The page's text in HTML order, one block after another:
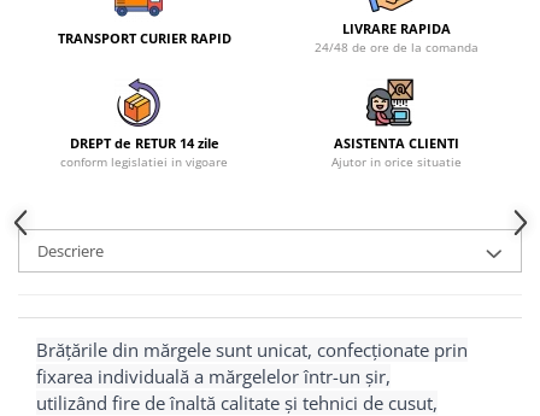
TRANSPORT CURIER RAPID LIVRARE RAPIDA
24/48 de ore de la comanda
DREPT de RETUR 14 zile
conform legislatiei in vigoare
ASISTENTA CLIENTI
Ajutor in orice situatie
Descriere
Brățările din mărgele sunt unicat, confecționate prin
fixarea individuală a mărgelelor într-un șir,
utilizând fire de înaltă calitate și tehnici de cusut,